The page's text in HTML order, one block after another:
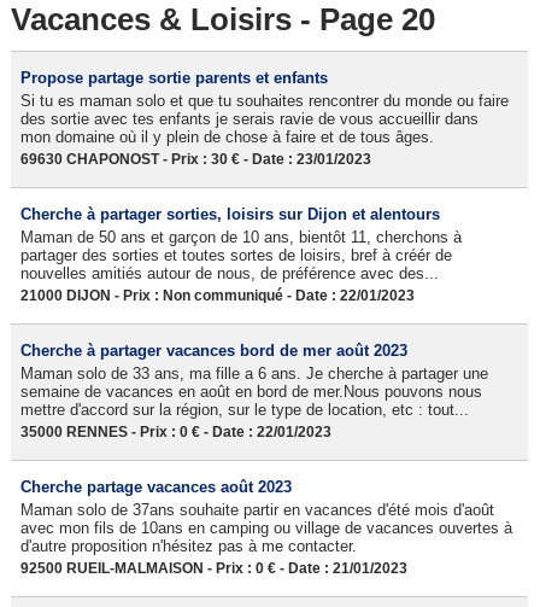
Vacances & Loisirs - Page 20
Propose partage sortie parents et enfants
Si tu es maman solo et que tu souhaites rencontrer du monde ou faire
des sortie avec tes enfants je serais ravie de vous accueillir dans
mon domaine où il y plein de chose à faire et de tous âges.
69630 CHAPONOST - Prix : 30 € - Date : 23/01/2023
Cherche à partager sorties, loisirs sur Dijon et alentours
Maman de 50 ans et garçon de 10 ans, bientôt 11, cherchons à
partager des sorties et toutes sortes de loisirs, bref à créér de
nouvelles amitiés autour de nous, de préférence avec des...
21000 DIJON - Prix : Non communiqué - Date : 22/01/2023
Cherche à partager vacances bord de mer août 2023
Maman solo de 33 ans, ma fille a 6 ans. Je cherche à partager une
semaine de vacances en août en bord de mer.Nous pouvons nous
mettre d'accord sur la région, sur le type de location, etc : tout...
35000 RENNES - Prix : 0 € - Date : 22/01/2023
Cherche partage vacances août 2023
Maman solo de 37ans souhaite partir en vacances d'été mois d'août
avec mon fils de 10ans en camping ou village de vacances ouvertes à
d'autre proposition n'hésitez pas à me contacter.
92500 RUEIL-MALMAISON - Prix : 0 € - Date : 21/01/2023